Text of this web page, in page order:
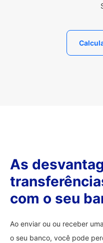
As
com o seu
Ao enviar ou ou receber
o seu banco, você pode